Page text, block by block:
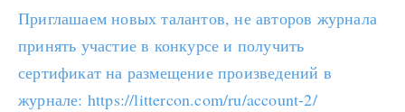
Приглашаем новых талантов, не авторов журнала
принять участие в конкурсе и получить
сертификат на размещение произведений в
журнале: https://littercon.com/ru/account-2/